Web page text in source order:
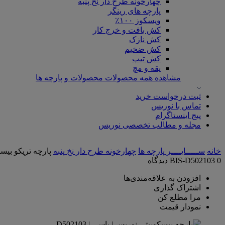
پارچه های رینگر
ویسکوز ۱۰۰٪
کش بافت و خرج کار
کش نازک
کش ضخیم
کش تیپ
یقه و مچ
مشاهده همه محصولات محصولات و پارچه ها
ثبت درخواست خرید
تماس با نوریس
پیج اینستاگرام
مجله و مطالب تخصصی نوریس
خانه ســـــایــــر پارچه‌ ها چهارخونه طرح دار نخ پنبه پارچه تریکو
BIS-D502103 0 دیدگاه
افزودن به علاقه‌مندی‌ها
اشتراک گذاری
مرا مطلع کن
نمودار قیمت